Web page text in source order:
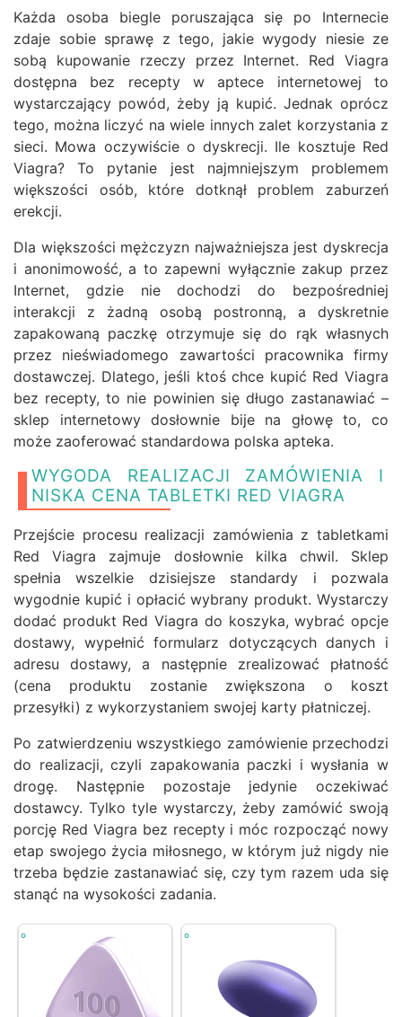
Każda osoba biegle poruszająca się po Internecie
zdaje sobie sprawę z tego, jakie wygody niesie ze
sobą kupowanie rzeczy przez Internet. Red Viagra
dostępna bez recepty w aptece internetowej to
wystarczający powód, żeby ją kupić. Jednak oprócz
tego, można liczyć na wiele innych zalet korzystania z
sieci. Mowa oczywiście o dyskrecji. Ile kosztuje Red
Viagra? To pytanie jest najmniejszym problemem
większości osób, które dotknął problem zaburzeń
erekcji.
Dla większości mężczyzn najważniejsza jest dyskrecja
i anonimowość, a to zapewni wyłącznie zakup przez
Internet, gdzie nie dochodzi do bezpośredniej
interakcji z żadną osobą postronną, a dyskretnie
zapakowaną paczkę otrzymuje się do rąk własnych
przez nieświadomego zawartości pracownika firmy
dostawczej. Dlatego, jeśli ktoś chce kupić Red Viagra
bez recepty, to nie powinien się długo zastanawiać –
sklep internetowy dosłownie bije na głowę to, co
może zaoferować standardowa polska apteka.
WYGODA REALIZACJI ZAMÓWIENIA I
NISKA CENA TABLETKI RED VIAGRA
Przejście procesu realizacji zamówienia z tabletkami
Red Viagra zajmuje dosłownie kilka chwil. Sklep
spełnia wszelkie dzisiejsze standardy i pozwala
wygodnie kupić i opłacić wybrany produkt. Wystarczy
dodać produkt Red Viagra do koszyka, wybrać opcje
dostawy, wypełnić formularz dotyczących danych i
adresu dostawy, a następnie zrealizować płatność
(cena produktu zostanie zwiększona o koszt
przesyłki) z wykorzystaniem swojej karty płatniczej.
Po zatwierdzeniu wszystkiego zamówienie przechodzi
do realizacji, czyli zapakowania paczki i wysłania w
drogę. Następnie pozostaje jedynie oczekiwać
dostawcy. Tylko tyle wystarczy, żeby zamówić swoją
porcję Red Viagra bez recepty i móc rozpocząć nowy
etap swojego życia miłosnego, w którym już nigdy nie
trzeba będzie zastanawiać się, czy tym razem uda się
stanąć na wysokości zadania.